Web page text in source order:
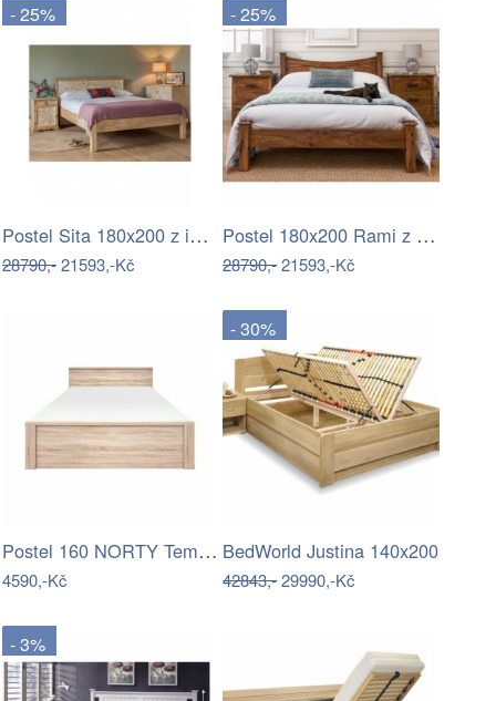
- 25%
Postel Sita 180x200 z indického masivu…
28790,-21593,-Kč
- 25%
Postel 180x200 Rami z indického masivu…
28790,-21593,-Kč
Postel 160 NORTY Tempo Kondela
4590,-Kč
- 30%
BedWorld Justina 140x200
42843,-29990,-Kč
- 3%